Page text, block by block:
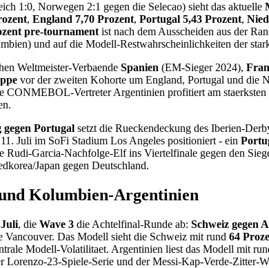
1:0, Norwegen 2:1 gegen die Selecao) sieht das aktuelle
, England 7,70 Prozent, Portugal 5,43 Prozent,
pre-tournament ist nach dem Ausscheiden aus der
und auf die Modell-Restwahrscheinlichkeiten der
Weltmeister-Verbaende Spanien (EM-Sieger 2024),
vor der zweiten Kohorte um England, Portugal und die
CONMEBOL-Vertreter Argentinien profitiert am
gegen Portugal setzt die Rueckendeckung des Iberien-
Juli im SoFi Stadium Los Angeles positioniert - ein
Rudi-Garcia-Nachfolge-Elf ins Viertelfinale gegen den
Japan gegen Deutschland.
Kolumbien-Argentinien
Juli, die Wave 3 die Achtelfinal-Runde ab: Schweiz gegen
Das Modell sieht die Schweiz mit rund 64
Modell-Volatilitaet. Argentinien liest das Modell mit
Lorenzo-23-Spiele-Serie und der Messi-Kap-Verde-Zitter-